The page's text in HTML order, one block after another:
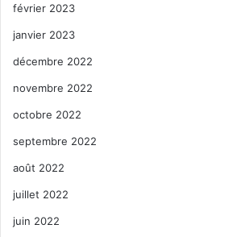
février 2023
janvier 2023
décembre 2022
novembre 2022
octobre 2022
septembre 2022
août 2022
juillet 2022
juin 2022